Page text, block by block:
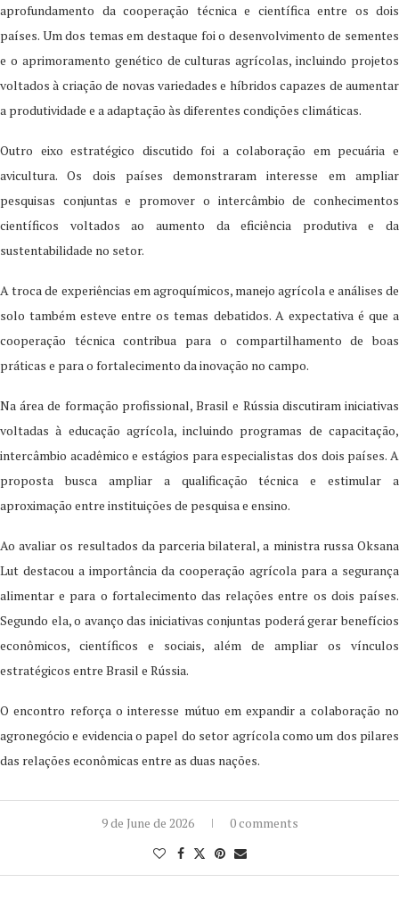
aprofundamento da cooperação técnica e científica entre os dois
países. Um dos temas em destaque foi o desenvolvimento de sementes
e o aprimoramento genético de culturas agrícolas, incluindo projetos
voltados à criação de novas variedades e híbridos capazes de aumentar
a produtividade e a adaptação às diferentes condições climáticas.
Outro eixo estratégico discutido foi a colaboração em pecuária e
avicultura. Os dois países demonstraram interesse em ampliar
pesquisas conjuntas e promover o intercâmbio de conhecimentos
científicos voltados ao aumento da eficiência produtiva e da
sustentabilidade no setor.
A troca de experiências em agroquímicos, manejo agrícola e análises de
solo também esteve entre os temas debatidos. A expectativa é que a
cooperação técnica contribua para o compartilhamento de boas
práticas e para o fortalecimento da inovação no campo.
Na área de formação profissional, Brasil e Rússia discutiram iniciativas
voltadas à educação agrícola, incluindo programas de capacitação,
intercâmbio acadêmico e estágios para especialistas dos dois países. A
proposta busca ampliar a qualificação técnica e estimular a
aproximação entre instituições de pesquisa e ensino.
Ao avaliar os resultados da parceria bilateral, a ministra russa Oksana
Lut destacou a importância da cooperação agrícola para a segurança
alimentar e para o fortalecimento das relações entre os dois países.
Segundo ela, o avanço das iniciativas conjuntas poderá gerar benefícios
econômicos, científicos e sociais, além de ampliar os vínculos
estratégicos entre Brasil e Rússia.
O encontro reforça o interesse mútuo em expandir a colaboração no
agronegócio e evidencia o papel do setor agrícola como um dos pilares
das relações econômicas entre as duas nações.
9 de June de 2026 0 comments